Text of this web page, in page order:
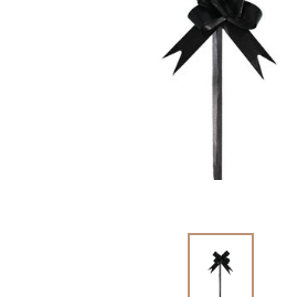
19ס"מ -לבן מנוקד
9009492379626
במארז